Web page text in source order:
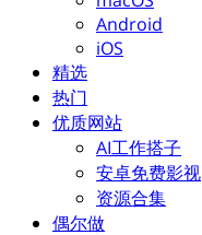
Android
iOS
精选
热门
优质网站
AI工作搭子
安卓免费影视
资源合集
偶尔做